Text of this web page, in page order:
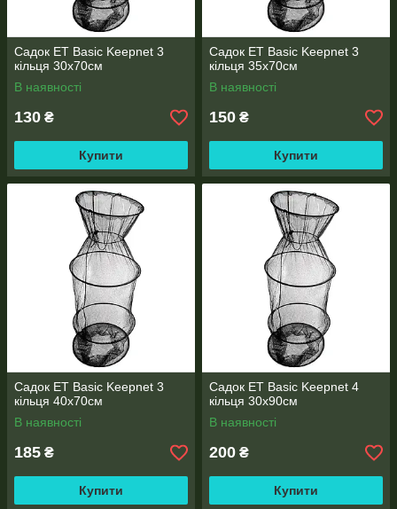
Садок ET Basic Keepnet 3
кільця 30х70см
В наявності
130 ₴
Купити
Садок ET Basic Keepnet 3
кільця 35х70см
В наявності
150 ₴
Купити
Садок ET Basic Keepnet 3
кільця 40х70см
В наявності
185 ₴
Купити
Садок ET Basic Keepnet 4
кільця 30х90см
В наявності
200 ₴
Купити